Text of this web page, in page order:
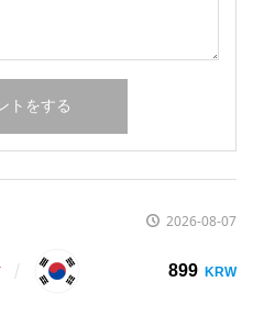
2026-08-07
899